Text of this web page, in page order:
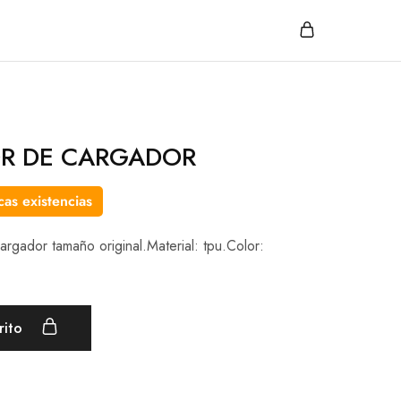
DE CARGADOR
existencias
tamaño original.Material: tpu.Color: